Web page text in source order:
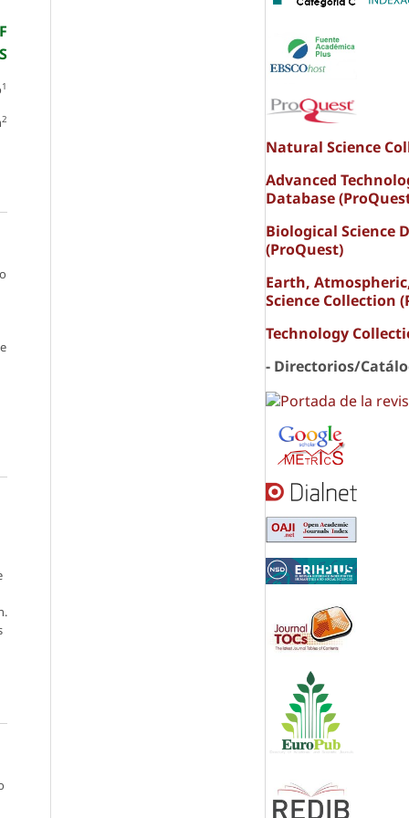
1
2
Natural Science
Advanced
Database
Biological Science
(ProQuest)
Earth,
Science Collection
Technology
- Directorios/